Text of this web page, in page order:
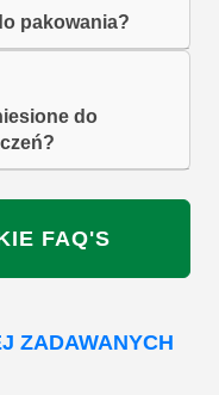
pakowania?
do
FAQ'S
ZADAWANYCH